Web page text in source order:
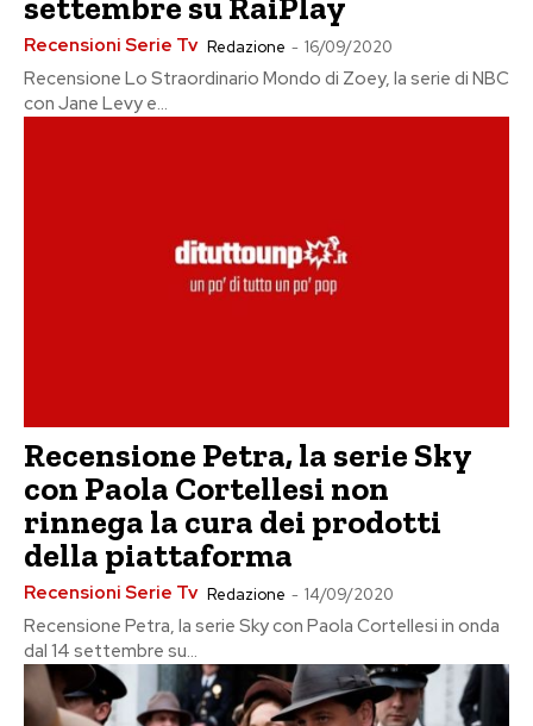
Recensioni Serie Tv Redazione - 16/09/2020
Recensione Lo Straordinario Mondo di Zoey, la serie di NBC
con Jane Levy e...
Recensione Petra, la serie Sky
con Paola Cortellesi non
rinnega la cura dei prodotti
della piattaforma
Recensioni Serie Tv Redazione - 14/09/2020
Recensione Petra, la serie Sky con Paola Cortellesi in onda
dal 14 settembre su...